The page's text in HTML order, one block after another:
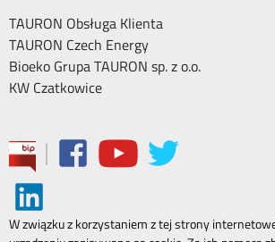
TAURON Obsługa Klienta
TAURON Czech Energy
Bioeko Grupa TAURON sp. z o.o.
KW Czatkowice
|
W związku z korzystaniem z tej strony